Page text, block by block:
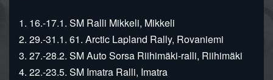
1. 16.-17.1. SM Ralli Mikkeli, Mikkeli
2. 29.-31.1. 61. Arctic Lapland Rally, Rovaniemi
3. 27.-28.2. SM Auto Sorsa Riihimäki-ralli, Riihimäki
4. 22.-23.5. SM Imatra Ralli, Imatra